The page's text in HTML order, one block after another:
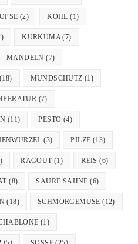
(2) KOHL (1)
KURKUMA(7)
MANDELN (7)
(18) MUNDSCHUTZ (1)
(7)
(11) PESTO (4)
(3) PILZE (13)
RAGOUT(1) REIS (6)
(8) SAURE SAHNE (6)
(18) SCHMORGEMÜSE (12)
(1)